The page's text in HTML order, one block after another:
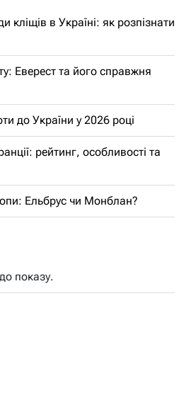
кліщів в Україні: як розпізнати
Еверест та його справжня
до України у 2026 році
рейтинг, особливості та
Ельбрус чи Монблан?
показу.